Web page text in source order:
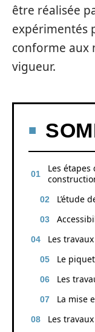
être réalisée
expérimentés
conforme aux
vigueur.
Les
L’étude
Les
Le
Les
La mise
Les